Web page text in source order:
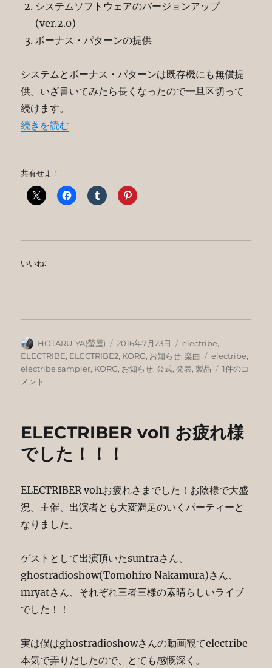
システムソフトウェアのバージョンアップ
(ver.2.0)
ボーナス・パターンの提供
システムとボーナス・パターンは既存機にも無償提
供。いざ書いてみたら長くなったので一旦区切って
続けます。
“electribeとelectribe samplerの新色とシステムver.2で
続きを読む
共有せよ！:
いいね:
投
稿
者
HOTARU-YA(螢屋)
投
稿
日:
2016年7月23日
カ
テ
ゴ
electribe,
ELECTRIBE, ELECTRIBE2, KORG, お知らせ,楽曲
タ
グ
electribe,
electribe sampler, KORG, お知らせ,公式,発表, 製品
electribe
新
テ
ム
ナ
パ
に
1件のコ
メント
ELECTRIBER vol1 お疲れ様
でした！！！
ELECTRIBER vol1お疲れさまでした！お陰様で大盛
況。主催、出演者とも大変満足のいくパーティーと
なりました。
ゲストとして出演頂いたsuntraさん、
ghostradioshow(Tomohiro Nakamura)さん、
mryatさん、それぞれ三者三様の素晴らしいライブ
でした！！
実は僕はghostradioshowさんの動画観てelectribe
本気で弄りだしたので、とても感慨深く。